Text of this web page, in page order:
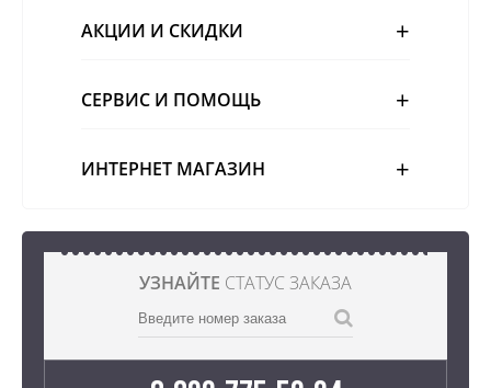
АКЦИИ И СКИДКИ
СЕРВИС И ПОМОЩЬ
ИНТЕРНЕТ МАГАЗИН
УЗНАЙТЕ СТАТУС ЗАКАЗА